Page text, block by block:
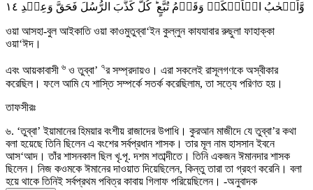
وَّاَصۡحٰبُ الۡاَیۡکَۃِ وَقَوۡمُ تُبَّعٍ ؕ کُلٌّ کَذَّبَ الرُّسُلَ فَحَقَّ وَعِیۡدِ ١٤
ওয়া আসহা-বুল আইকাতি ওয়া কাওমুতুব্বা‘ইন কুল্লুন কাযযাবার রুছুলা ফাহাক্কা
ওয়া‘ঈদ।
এবং আয়কাবাসী ৬ ও তুব্বা’ ৭র সম্প্রদায়ও। এরা সকলেই রাসূলগণকে অস্বীকার
করেছিল। ফলে আমি যে শাস্তি সম্পর্কে সতর্ক করেছিলাম, তা সত্যে পরিণত হয়।
তাফসীরঃ
৬. ‘তুব্বা’ ইয়ামানের হিময়ার বংশীয় রাজাদের উপাধি। কুরআন মাজীদে যে তুব্বা’র কথা
বলা হয়েছে তিনি ছিলেন এ বংশের সর্বপ্রধান শাসক। তার মূল নাম হাসসান ইবনে
আস‘আদ। তাঁর শাসনকাল ছিল খৃ.পূ. দশম শতাব্দীতে। তিনি একজন ঈমানদার শাসক
ছিলেন। নিজ কওমকে ঈমানের দাওয়াত দিয়েছিলেন, কিন্তু তারা তা গ্রহণ করেনি। বলা
হয়ে থাকে তিনিই সর্বপ্রথম পবিত্র কাবায় গিলাফ পরিয়েছিলেন। -অনুবাদক